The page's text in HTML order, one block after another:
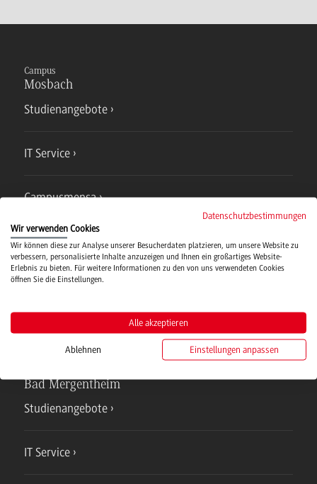
Campus
Mosbach
Studienangebote
IT Service
Campusmensa
Hochschulsport
Verwaltung
Bad Mergentheim
Studienangebote
IT Service
Datenschutzbestimmungen
Wir verwenden Cookies
Wir können diese zur Analyse unserer Besucherdaten platzieren, um unsere Website zu
verbessern, personalisierte Inhalte anzuzeigen und Ihnen ein großartiges Website-
Erlebnis zu bieten. Für weitere Informationen zu den von uns verwendeten Cookies
öffnen Sie die Einstellungen.
Alle akzeptieren
Ablehnen Einstellungen anpassen